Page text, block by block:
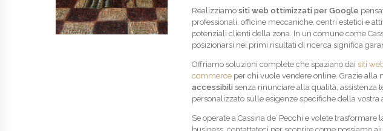
Realizziamo siti web ottimizzati per Google
professionali, officine meccaniche, centri estetici e
potenziali clienti della zona. In un comune come
posizionarsi nei primi risultati di ricerca significa
Offriamo soluzioni complete che spaziano dai siti
commerceper chi vuole vendere online. Grazie alla
accessibili senza rinunciare alla qualità, assistenza
personalizzato sulle esigenze specifiche della vostra
Se operate a Cassina de’ Pecchi e volete